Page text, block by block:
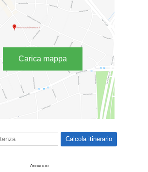
Carica mappa
Annuncio